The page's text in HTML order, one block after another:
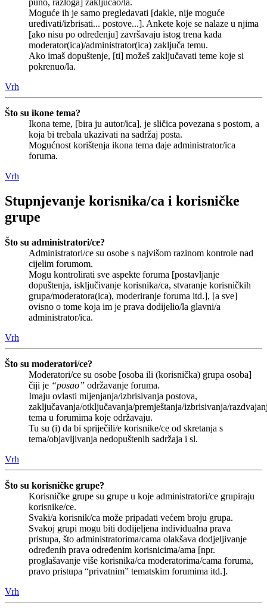
Moguće ih je samo pregledavati [dakle, nije moguće
uređivati/izbrisati... postove...]. Ankete koje se nalaze u njima
[ako nisu po određenju] završavaju istog trena kada
moderator(ica)/administrator(ica) zaključa temu.
Ako imaš dopuštenje, [ti] možeš zaključavati teme koje si
pokrenuo/la.
Vrh
Što su ikone tema?
Ikona teme, [bira ju autor/ica], je sličica povezana s postom, a
koja bi trebala ukazivati na sadržaj posta.
Mogućnost korištenja ikona tema daje administrator/ica
foruma.
Vrh
Stupnjevanje korisnika/ca i korisničke
grupe
Što su administratori/ce?
Administratori/ce su osobe s najvišom razinom kontrole nad
cijelim forumom.
Mogu kontrolirati sve aspekte foruma [postavljanje
dopuštenja, isključivanje korisnika/ca, stvaranje korisničkih
grupa/moderatora(ica), moderiranje foruma itd.], [a sve]
ovisno o tome koja im je prava dodijelio/la glavni/a
administrator/ica.
Vrh
Što su moderatori/ce?
Moderatori/ce su osobe [osoba ili (korisnička) grupa osoba]
čiji je “posao” održavanje foruma.
Imaju ovlasti mijenjanja/izbrisivanja postova,
zaključavanja/otključavanja/premještanja/izbrisivanja/
tema u forumima koje održavaju.
Tu su (i) da bi spriječili/e korisnike/ce od skretanja s
tema/objavljivanja nedopuštenih sadržaja i sl.
Vrh
Što su korisničke grupe?
Korisničke grupe su grupe u koje administratori/ce grupiraju
korisnike/ce.
Svaki/a korisnik/ca može pripadati većem broju grupa.
Svakoj grupi mogu biti dodijeljena individualna prava
pristupa, što administratorima/cama olakšava dodjeljivanje
određenih prava određenim korisnicima/ama [npr.
proglašavanje više korisnika/ca moderatorima/cama foruma,
pravo pristupa “privatnim” tematskim forumima itd.].
Vrh